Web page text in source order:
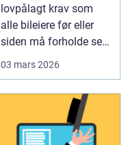
lovpålagt krav som
alle bileiere før eller
siden må forholde seg
til. For mange bl...
03 mars 2026